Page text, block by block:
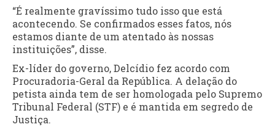
“É realmente gravíssimo tudo isso que está
acontecendo. Se confirmados esses fatos, nós
estamos diante de um atentado às nossas
instituições”, disse.
Ex-líder do governo, Delcídio fez acordo com
Procuradoria-Geral da República. A delação do
petista ainda tem de ser homologada pelo Supremo
Tribunal Federal (STF) e é mantida em segredo de
Justiça.